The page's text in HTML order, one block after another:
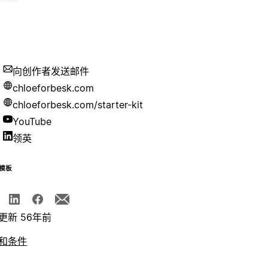
向创作者发送邮件
chloeforbesk.com
chloeforbesk.com/starter-kit
YouTube
领英
板
新 56年前
条件